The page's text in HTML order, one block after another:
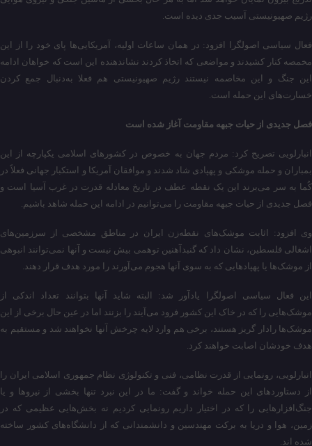
رژیم صهیونیستی آسیب جدی دیده است.
فعال سیاسی اصولگرا افزود: در همان ساعات اولیه، آمریکایی‌ها پای خود را از این
مخمصه کنار کشیدند و مواضعی که اتخاذ کردند نشاندهنده این است که خواهان ادامه
این جنگ و این مخاصمه نیستند رژیم صهیونیستی هم فعلا به‌دنبال جمع کردن
خسارت‌های این حمله است.
فصل جدیدی از حیات جبهه مقاومت آغاز شده است
انبارلویی تصریح کرد: مردم جهان به خصوص در کشورهای اسلامی یکپارچه از این
بمباران و حمله موشکی و پهپادی شاد شدند و موافقان آمریکا و استکبار جهانی فعلاً در
کُما به سر می‌برند این یک نقطه عطف در تاریخ معادله قدرت در غرب آسیا است و
فصل جدیدی از حیات جبهه مقاومت را می‌توانیم در ادامه این حمله شاهد باشیم.
وی افزود: اثابت موشک‌های نقطه‌زن ایران در مناطق مشخصی از سرزمین‌های
اشغالی فلسطین، نشان داد که گنبدآهنین توهمی بیش نیست و آنها نمی‌توانند انبوهی
از موشک‌ها یا پهپادهایی که به سوی آنها هجوم می‌آورند را مورد هدف قرار دهند.
این فعال سیاسی اصولگرا یادآور شد: البته شاید آنها بتوانند تعداد اندکی از
موشک‌هایی را که در خاک این کشور فرود می‌آیند را بزنند اما در عین حال برخی از این
موشک‌ها رادار گریز هستند، برخی هم وارد لایه چرخش آنها نخواهند شد و مستقیم به
هدف خودشان اصابت خواهند کرد.
انبارلویی، رونمایی از قدرت نظامی، فنی و تکنولوژی نظام جمهوری اسلامی ایران را
از دستاوردهای این حمله خواند و گفت: ما در این نبرد تنها بخشی از نیروها و یا
جنگ‌افزارهایی را که در اختیار داریم رونمایی کردیم نه بخش‌هایی عظیمی که در
زمین، هوا و دریا به برکت مهندسین و دانشمندانی که از دانشگاه‌های کشور ساخته
شده اند.